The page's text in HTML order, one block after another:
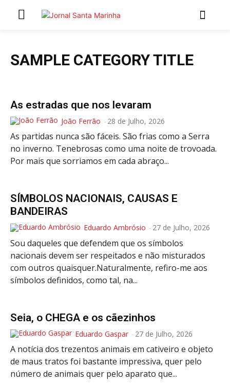
ÚLTIMAS NOTÍCIAS
Secções
MARCHAS POPULARES DE SÃO JOÃO 2026
NATAL NAS FREGUESIAS
ATUALIDADE
REGIÃO
CULTURA E LAZER
SOCIEDADE
OCORRÊNCIAS
EMPRESAS E INOVAÇÃO
DESPORTO
EM FOCO
OPINIÃO DOS LEITORES
ANDANDO POR AÍ
EM LUTO
SAMPLE CATEGORY TITLE
As estradas que nos levaram
João Ferrão - 28 de Julho, 2026
As partidas nunca são fáceis. São frias como a Serra
no inverno. Tenebrosas como uma noite de trovoada.
Por mais que sorriamos em cada abraço...
SÍMBOLOS NACIONAIS, CAUSAS E
BANDEIRAS
Eduardo Ambrósio - 27 de Julho, 2026
Sou daqueles que defendem que os símbolos
nacionais devem ser respeitados e não misturados
com outros quaisquer.Naturalmente, refiro-me aos
símbolos definidos, como tal, na...
Seia, o CHEGA e os cãezinhos
Eduardo Gaspar - 27 de Julho, 2026
A notícia dos trezentos animais em cativeiro e objeto
de maus tratos foi bastante impressiva, quer pelo
número de animais quer pelo aparato que...